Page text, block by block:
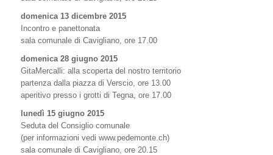
domenica 13 dicembre 2015
Incontro e panettonata
sala comunale di Cavigliano, ore 17.00
domenica 28 giugno 2015
GitaMercalli: alla scoperta del nostro territorio
partenza dalla piazza di Verscio, ore 13.00
aperitivo presso i grotti di Tegna, ore 17.00
lunedì 15 giugno 2015
Seduta del Consiglio comunale
(per informazioni vedi www.pedemonte.ch)
sala comunale di Cavigliano, ore 20.15